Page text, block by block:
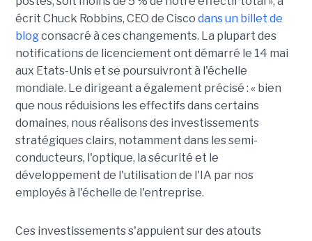
écrit Chuck Robbins, CEO de Cisco dans un billet de
blogconsacré à ces changements. La plupart des
notifications de licenciement ont démarré le 14 mai
aux Etats-Unis et se poursuivront à l'échelle
mondiale. Le dirigeant a également précisé : « bien
que nous réduisions les effectifs dans certains
domaines, nous réalisons des investissements
stratégiques clairs, notamment dans les semi-
conducteurs, l'optique, la sécurité et le
développement de l'utilisation de l'IA par nos
employés à l'échelle de l'entreprise.
Ces investissements s'appuient sur des atouts